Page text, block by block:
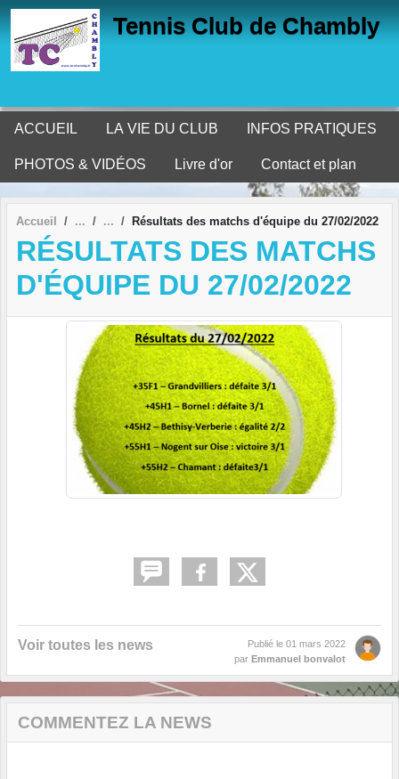
Tennis Club de Chambly
ACCUEIL LA VIE DU CLUB INFOS PRATIQUES
PHOTOS & VIDÉOS Livre d'or Contact et plan
Accueil Résultats des matchs d'équipe du 27/02/2022
RÉSULTATS DES MATCHS
D'ÉQUIPE DU 27/02/2022
Voir toutes les news Publié le 01 mars 2022
par Emmanuel bonvalot
COMMENTEZ LA NEWS
Panneau de gestion des cookies